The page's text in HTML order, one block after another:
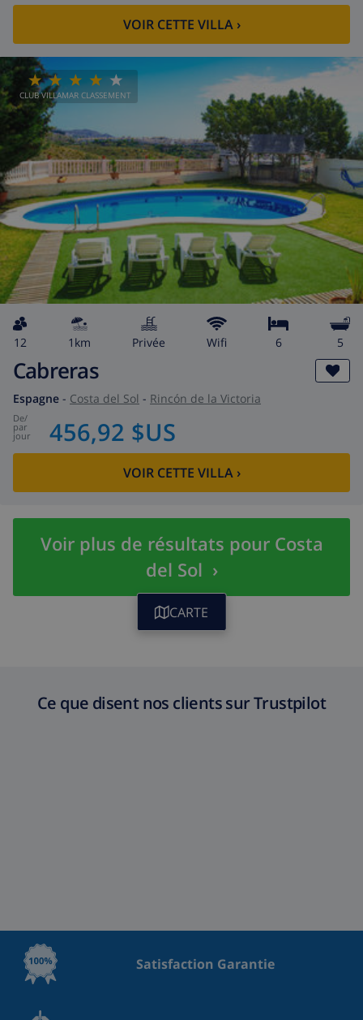
VOIR CETTE VILLA›
CLUB VILLAMAR CLASSEMENT
12 1km privée wifi 6 5
Cabreras
Espagne - Costa del Sol - Rincón de la Victoria
de/
par
jour 456,92 $US
VOIR CETTE VILLA›
Voir plus de résultats pour Costa
del Sol ›
CARTE
Ce que disent nos clients sur Trustpilot
Satisfaction Garantie